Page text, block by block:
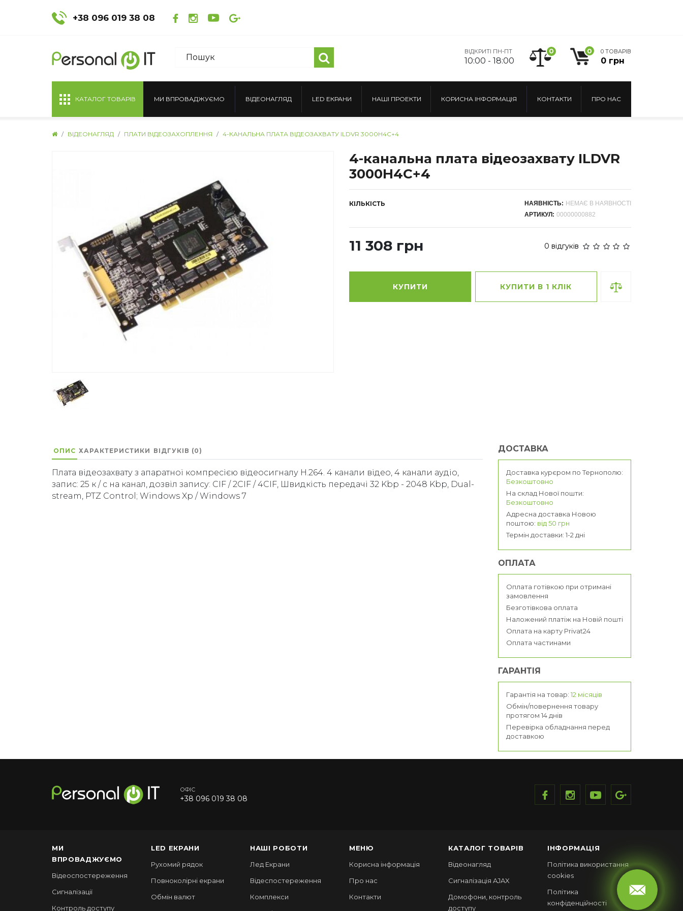
+38 096 019 38 08
ВІДКРИТІ ПН-ПТ
10:00 - 18:00
0 0 0 ТОВАРІВ
0 грн
КАТАЛОГ ТОВАРІВ МИ ВПРОВАДЖУЄМО ВІДЕОНАГЛЯД LED ЕКРАНИ НАШІ ПРОЕКТИ КОРИСНА ІНФОРМАЦІЯ КОНТАКТИ ПРО НАС
ВІДЕОНАГЛЯД ПЛАТИ ВІДЕОЗАХОПЛЕННЯ 4-КАНАЛЬНА ПЛАТА ВІДЕОЗАХВАТУ ILDVR 3000H4C+4
4-канальна плата відеозахвату ILDVR
3000H4C+4
КІЛЬКІСТЬ НАЯВНІСТЬ: НЕМАЄ В НАЯВНОСТІ
АРТИКУЛ: 00000000882
11 308 грн 0 відгуків
КУПИТИ КУПИТИ В 1 КЛІК
ОПИС ХАРАКТЕРИСТИКИ ВІДГУКІВ (0)
Плата відеозахвату з апаратної компресією відеосигналу H.264. 4 канали відео, 4 канали аудіо,
запис: 25 к / с на канал, дозвіл запису: CIF / 2CIF / 4CIF, Швидкість передачі 32 Kbp - 2048 Kbp, Dual-
stream, PTZ Control; Windows Xp / Windows 7
ДОСТАВКА
Доставка курєром по Тернополю:
Безкоштовно
На склад Нової пошти:
Безкоштовно
Адресна доставка Новою
поштою: від 50 грн
Термін доставки: 1-2 дні
ОПЛАТА
Оплата готівкою при отримані
замовлення
Безготівкова оплата
Наложений платіж на Новій пошті
Оплата на карту Privat24
Оплата частинами
ГАРАНТІЯ
Гарантія на товар: 12 місяців
Обмін/повернення товару
протягом 14 днів
Перевірка обладнання перед
доставкою
ОФІС
+38 096 019 38 08
МИ
ВПРОВАДЖУЄМО
Відеоспостереження
Сигналізації
Контроль доступу
LED ЕКРАНИ
Рухомий рядок
Повноколірні екрани
Обмін валют
НАШІ РОБОТИ
Лед Екрани
Відеспостереження
Комплекси
МЕНЮ
Корисна інформація
Про нас
Контакти
КАТАЛОГ ТОВАРІВ
Відеонагляд
Сигналізація AJAX
Домофони, контроль
доступу
ІНФОРМАЦІЯ
Політика використання
cookies
Політика
конфіденційності